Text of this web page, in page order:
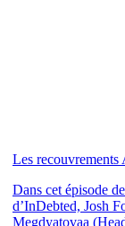
Les recouvrements
Dans cet épisode
d’InDebted, Josh
Megdyatovaa